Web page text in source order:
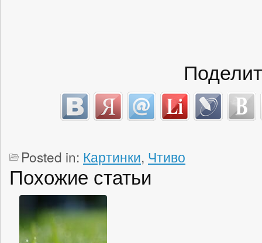
Posted in: Картинки, Чтиво
Похожие статьи